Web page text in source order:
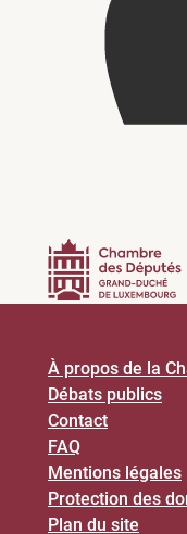
À propos de la
Débats publics
Contact
FAQ
Mentions légales
Protection des
Plan du site